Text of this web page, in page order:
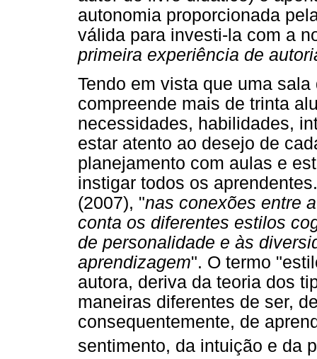
autonomia proporcionada
válida para investi-la com a
primeira experiência de
Tendo em vista que uma
compreende mais de trinta
necessidades, habilidades,
estar atento ao desejo de
planejamento com aulas e
instigar todos os
(2007), "nas conexões entre
conta os diferentes estilos
de personalidade e às
aprendizagem". O termo
autora, deriva da teoria dos
maneiras diferentes de ser,
consequentemente, de
sentimento, da intuição e da